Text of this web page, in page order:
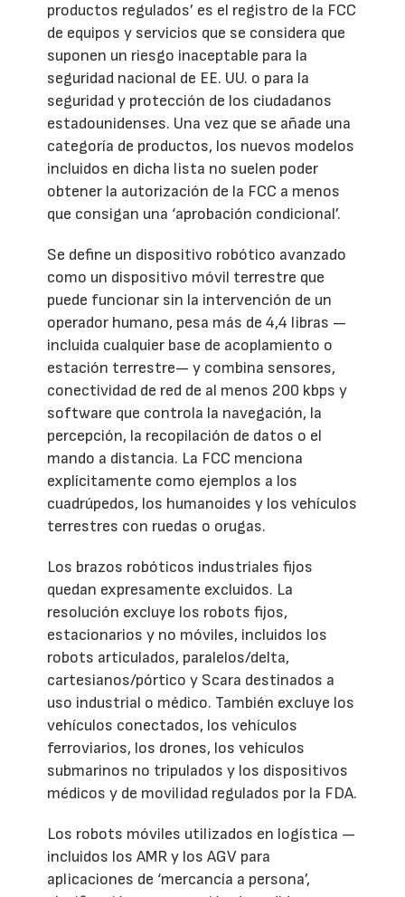
productos regulados’ es el registro de la FCC
de equipos y servicios que se considera que
suponen un riesgo inaceptable para la
seguridad nacional de EE. UU. o para la
seguridad y protección de los ciudadanos
estadounidenses. Una vez que se añade una
categoría de productos, los nuevos modelos
incluidos en dicha lista no suelen poder
obtener la autorización de la FCC a menos
que consigan una ‘aprobación condicional’.
Se define un dispositivo robótico avanzado
como un dispositivo móvil terrestre que
puede funcionar sin la intervención de un
operador humano, pesa más de 4,4 libras —
incluida cualquier base de acoplamiento o
estación terrestre— y combina sensores,
conectividad de red de al menos 200 kbps y
software que controla la navegación, la
percepción, la recopilación de datos o el
mando a distancia. La FCC menciona
explícitamente como ejemplos a los
cuadrúpedos, los humanoides y los vehículos
terrestres con ruedas o orugas.
Los brazos robóticos industriales fijos
quedan expresamente excluidos. La
resolución excluye los robots fijos,
estacionarios y no móviles, incluidos los
robots articulados, paralelos/delta,
cartesianos/pórtico y Scara destinados a
uso industrial o médico. También excluye los
vehículos conectados, los vehículos
ferroviarios, los drones, los vehículos
submarinos no tripulados y los dispositivos
médicos y de movilidad regulados por la FDA.
Los robots móviles utilizados en logística —
incluidos los AMR y los AGV para
aplicaciones de ‘mercancía a persona’,